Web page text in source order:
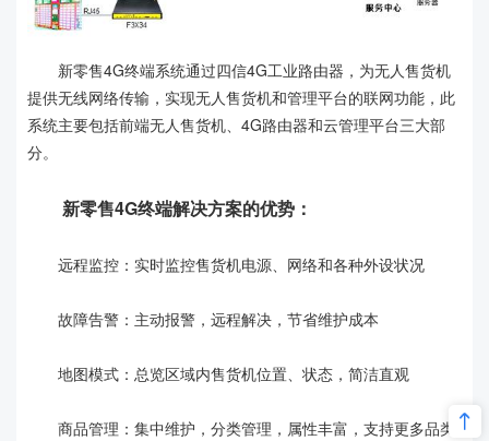
新零售4G终端系统通过四信4G工业路由器，为无人售货机
提供无线网络传输，实现无人售货机和管理平台的联网功能，此
系统主要包括前端无人售货机、4G路由器和云管理平台三大部
分。
新零售4G终端解决方案的优势：
远程监控：实时监控售货机电源、网络和各种外设状况
故障告警：主动报警，远程解决，节省维护成本
地图模式：总览区域内售货机位置、状态，简洁直观
商品管理：集中维护，分类管理，属性丰富，支持更多品类